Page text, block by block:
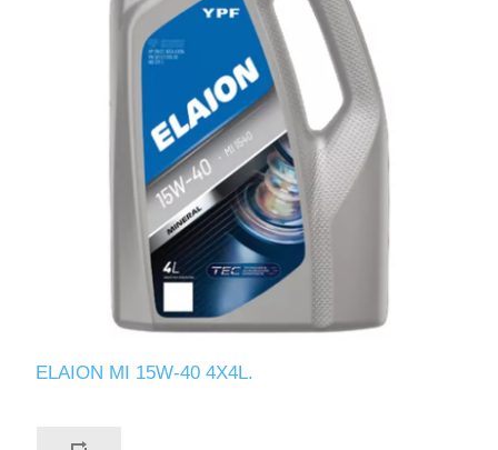
ELAION MI 15W-40 4X4L.